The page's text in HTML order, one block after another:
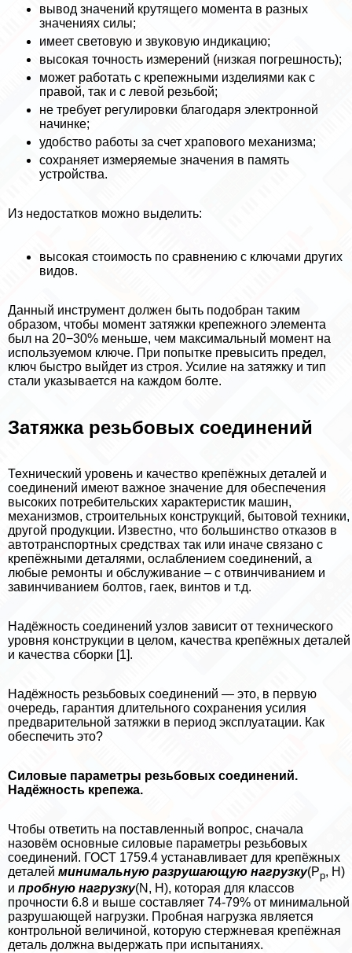
вывод значений крутящего момента в разных
значениях силы;
имеет световую и звуковую индикацию;
высокая точность измерений (низкая погрешность);
может работать с крепежными изделиями как с
правой, так и с левой резьбой;
не требует регулировки благодаря электронной
начинке;
удобство работы за счет храпового механизма;
сохраняет измеряемые значения в память
устройства.
Из недостатков можно выделить:
высокая стоимость по сравнению с ключами других
видов.
Данный инструмент должен быть подобран таким
образом, чтобы момент затяжки крепежного элемента
был на 20−30% меньше, чем максимальный момент на
используемом ключе. При попытке превысить предел,
ключ быстро выйдет из строя. Усилие на затяжку и тип
стали указывается на каждом болте.
Затяжка резьбовых соединений
Технический уровень и качество крепёжных деталей и
соединений имеют важное значение для обеспечения
высоких потребительских хаpaктеристик машин,
механизмов, строительных конструкций, бытовой техники,
другой продукции. Известно, что большинство отказов в
автотрaнcпортных средствах так или иначе связано с
крепёжными деталями, ослаблением соединений, а
любые ремонты и обслуживание – с отвинчиванием и
завинчиванием болтов, гаек, винтов и т.д.
Надёжность соединений узлов зависит от технического
уровня конструкции в целом, качества крепёжных деталей
и качества сборки [1].
Надёжность резьбовых соединений — это, в первую
очередь, гарантия длительного сохранения усилия
предварительной затяжки в период эксплуатации. Как
обеспечить это?
Силовые параметры резьбовых соединений.
Надёжность крепежа.
Чтобы ответить на поставленный вопрос, сначала
назовём основные силовые параметры резьбовых
соединений. ГОСТ 1759.4 устанавливает для крепёжных
деталей минимальную разрушающую нагрузку(Рр, Н)
и пробную нагрузку(N, Н), которая для классов
прочности 6.8 и выше составляет 74-79% от минимальной
разрушающей нагрузки. Пробная нагрузка является
контрольной величиной, которую стержневая крепёжная
деталь должна выдержать при испытаниях.